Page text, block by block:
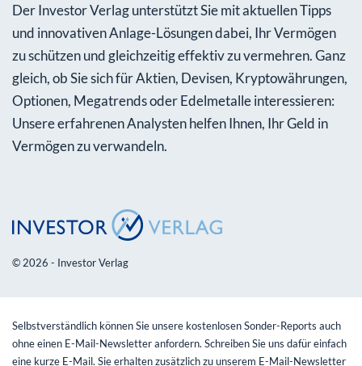
Der Investor Verlag unterstützt Sie mit aktuellen Tipps
und innovativen Anlage-Lösungen dabei, Ihr Vermögen
zu schützen und gleichzeitig effektiv zu vermehren. Ganz
gleich, ob Sie sich für Aktien, Devisen, Kryptowährungen,
Optionen, Megatrends oder Edelmetalle interessieren:
Unsere erfahrenen Analysten helfen Ihnen, Ihr Geld in
Vermögen zu verwandeln.
© 2026 - Investor Verlag
Selbstverständlich können Sie unsere kostenlosen Sonder-Reports auch
ohne einen E-Mail-Newsletter anfordern. Schreiben Sie uns dafür einfach
eine kurze E-Mail. Sie erhalten zusätzlich zu unserem E-Mail-Newsletter